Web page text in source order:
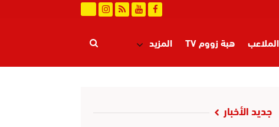
هبة زووم TV المزيد
جديد الأخبار